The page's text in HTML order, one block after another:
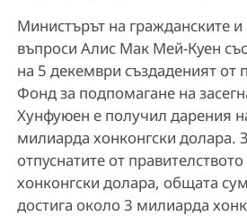
Министърът на гражданските
въпроси Алис Мак Мей-Куен
на 5 декември създаденият от
Фонд за подпомагане на
Хунфуюен е получил дарения
милиарда хонконгски долара.
отпуснатите от
хонконгски долара, общата
достига около 3 милиарда